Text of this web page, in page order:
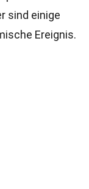
sind einige
Ereignis.